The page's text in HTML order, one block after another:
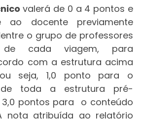
valerá de 0 a 4 pontos e
ao docente previamente
o grupo de professores
de cada viagem, para
com a estrutura acima
ou seja, 1,0 ponto para o
de toda a estrutura pré-
pontos para o conteúdo
nota atribuída ao relatório